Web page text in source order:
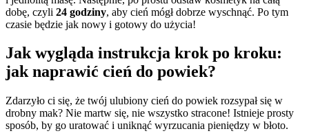
dobę, czyli 24 godziny, aby cień mógł dobrze wyschnąć. Po tym
czasie będzie jak nowy i gotowy do użycia!
Jak wygląda instrukcja krok po kroku:
jak naprawić cień do powiek?
Zdarzyło ci się, że twój ulubiony cień do powiek rozsypał się w
drobny mak? Nie martw się, nie wszystko stracone! Istnieje prosty
sposób, by go uratować i uniknąć wyrzucania pieniędzy w błoto.